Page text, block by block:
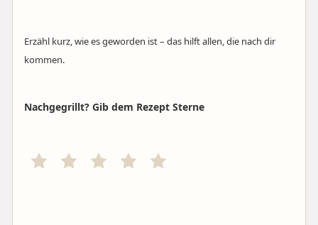
Erzähl kurz, wie es geworden ist – das hilft allen, die nach dir
kommen.
Nachgegrillt? Gib dem Rezept Sterne